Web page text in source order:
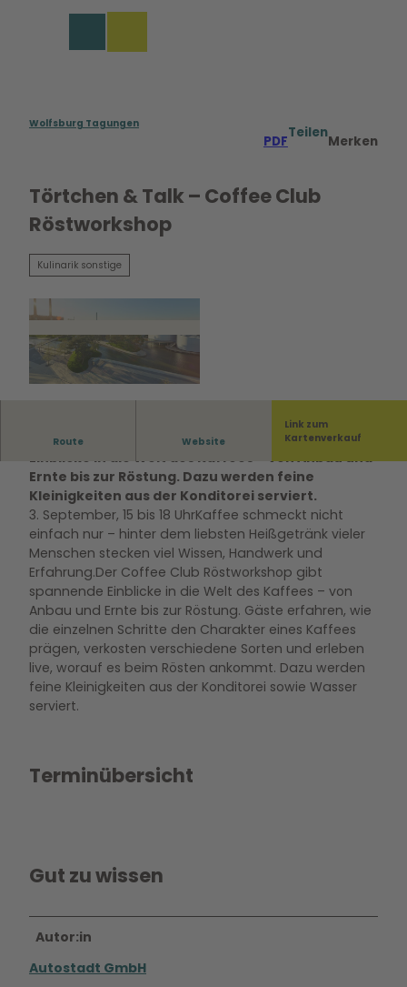
Wolfsburg Tagungen
PDF
Teilen
Merken
Törtchen & Talk – Coffee Club
Röstworkshop
Kulinarik sonstige
Route Website
Link zum
Kartenverkauf
Der Coffee Club Röstworkshop gibt spannende
Einblicke in die Welt des Kaffees – von Anbau und
Ernte bis zur Röstung. Dazu werden feine
Kleinigkeiten aus der Konditorei serviert.
3. September, 15 bis 18 UhrKaffee schmeckt nicht
einfach nur – hinter dem liebsten Heißgetränk vieler
Menschen stecken viel Wissen, Handwerk und
Erfahrung.Der Coffee Club Röstworkshop gibt
spannende Einblicke in die Welt des Kaffees – von
Anbau und Ernte bis zur Röstung. Gäste erfahren, wie
die einzelnen Schritte den Charakter eines Kaffees
prägen, verkosten verschiedene Sorten und erleben
live, worauf es beim Rösten ankommt. Dazu werden
feine Kleinigkeiten aus der Konditorei sowie Wasser
serviert.
Terminübersicht
Gut zu wissen
Autor:in
Autostadt GmbH